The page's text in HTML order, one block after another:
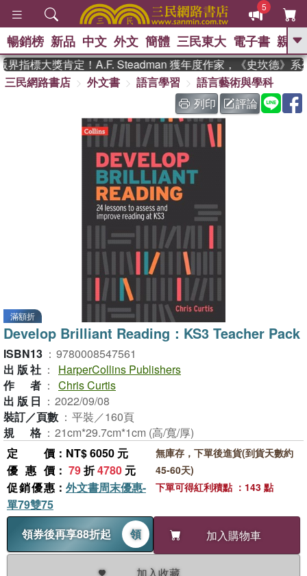
5
GO
熱搜： 東野圭吾 、 高希均教授回憶錄
The Odyssey 、 父親節 、 如果歷
史是一群喵 、 暑期推薦 、 國際布克
獎 臺灣漫遊錄 、 方念華
登輝時代
、 數學女孩：黎曼猜想
偉大的迷走神經
暢銷榜 新品 中文 外文 簡體 三民東大 電子書 親子
指標大獎肯定！A.F. Steadman 獲年度作家，《史坎德》系
三民網路書店
外文書 語言學習
語言藝術與學科
列印
評論
滿額折
Develop Brilliant Reading：KS3 Teacher Pack
ISBN13 ： 9780008547561
出版社 ：
HarperCollins Publishers
作者 ： Chris Curtis
出版日 ： 2022/09/08
裝訂／頁數 ： 平裝／160頁
規格 ： 21cm*29.7cm*1cm (高/寬/厚)
定價 ：NT$ 6050 元
優惠價 ： 79折4780 元
促銷優惠 ： 外文書周末優惠-
單79雙75
領券後再享88折起
領 加入購物車
加入收藏
無庫存，下單後進貨(到貨天數約
45-60天)
下單可得紅利積點 ：143 點